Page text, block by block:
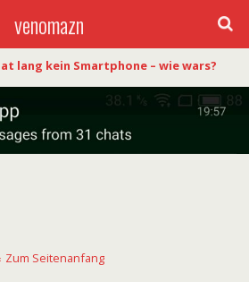
venomazn
lang kein Smartphone – wie wars?
Zum Seitenanfang